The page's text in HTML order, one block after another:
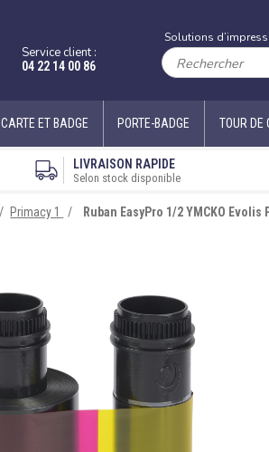
Service client :
04 22 14 00 86
Solutions
CARTE ET BADGE PORTE-BADGE TOUR DE
LIVRAISON RAPIDE
Selon stock disponible
Primacy 1 Ruban EasyPro 1/2 YMCKO